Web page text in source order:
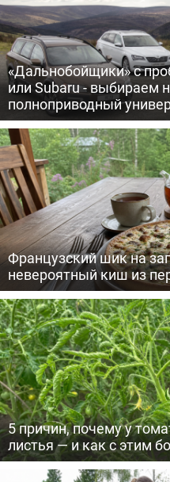
«Дальнобойщики» с
или Subaru - выбираем
полноприводный
Французский шик на
невероятный киш из
5 причин, почему у
листья — и как с этим